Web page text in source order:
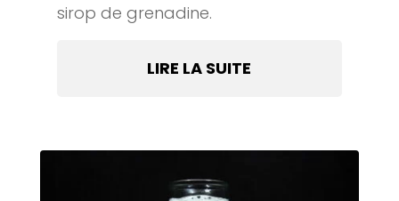
sirop de grenadine.
LIRE LA SUITE